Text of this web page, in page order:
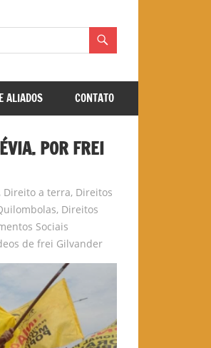
ALIADOS CONTATO
POR FREI
, Direito a terra, Direitos
, Direitos
Sociais
de frei Gilvander